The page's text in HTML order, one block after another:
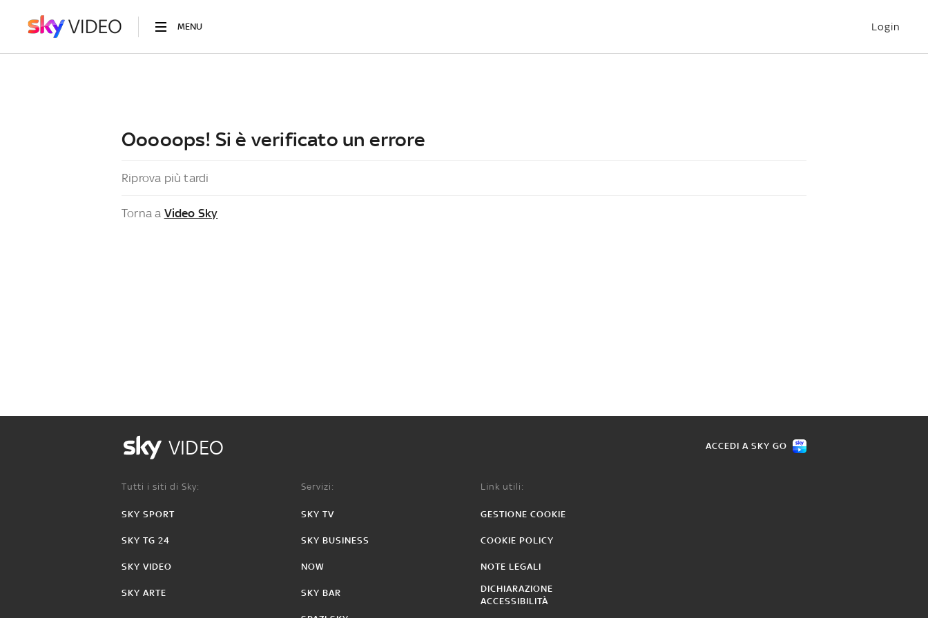
MENU Login
Ooooops! Si è verificato un errore
Riprova più tardi
Torna a Video Sky
VIDEO ACCEDI A SKY GO
Tutti i siti di Sky:
SKY SPORT
SKY TG 24
SKY VIDEO
SKY ARTE
Servizi:
SKY TV
SKY BUSINESS
NOW
SKY BAR
Link utili:
GESTIONE COOKIE
COOKIE POLICY
NOTE LEGALI
DICHIARAZIONE
ACCESSIBILITÀ